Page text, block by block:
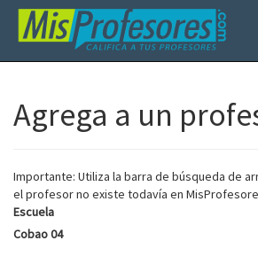
Agrega a un
Importante: Utiliza la barra de búsqueda de
el profesor no existe todavía en
Escuela
Cobao 04